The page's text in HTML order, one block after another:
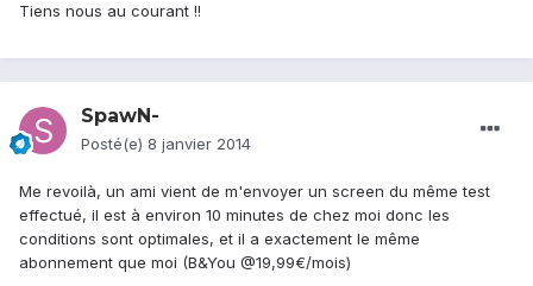
Tiens nous au courant !!
SpawN-
Posté(e) 8 janvier 2014
Me revoilà, un ami vient de m'envoyer un screen du même test
effectué, il est à environ 10 minutes de chez moi donc les
conditions sont optimales, et il a exactement le même
abonnement que moi (B&You @19,99€/mois)